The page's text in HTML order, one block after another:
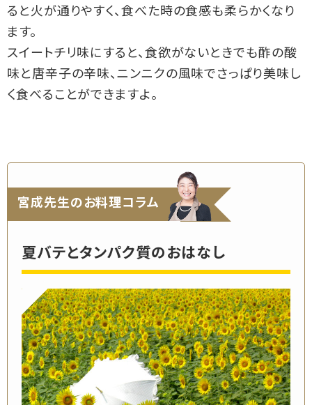
ると火が通りやすく、食べた時の食感も柔らかくなり
ます。
スイートチリ味にすると、食欲がないときでも酢の酸
味と唐辛子の辛味、ニンニクの風味でさっぱり美味し
く食べることができますよ。
宮成先生のお料理コラム
夏バテとタンパク質のおはなし